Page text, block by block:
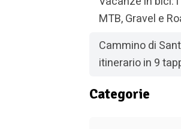
MTB, Gravel e
Cammino di
itinerario in 9
Categorie